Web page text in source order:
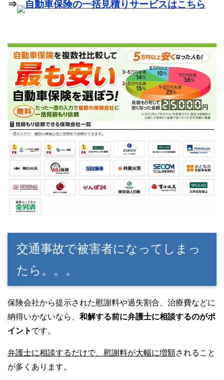
⇒ 自動車保険の一括見積りサービスはこちら
交通事故で被害者になってしまっ
たら。。。
保険会社から提示された慰謝料や過失割合、治療費などに
納得いかないなら、 和解する前に弁護士に相談するのがポ
イント です。
弁護士に相談するだけで、慰謝料が大幅に増額されること
が多くあります。